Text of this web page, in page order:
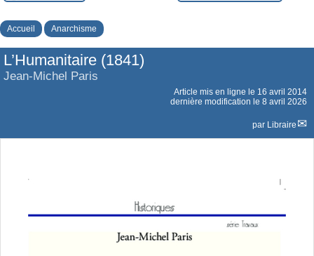
Accueil Anarchisme
L’Humanitaire (1841)
Jean-Michel Paris
Article mis en ligne le 16 avril 2014
dernière modification le 8 avril 2026
par Libraire